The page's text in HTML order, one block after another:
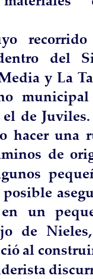
del
y La
el de
hacer una
de
posible
en un
de
al